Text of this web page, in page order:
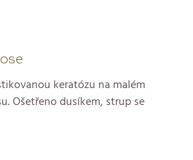
keratózu na malém
Ošetřeno dusíkem, strup se